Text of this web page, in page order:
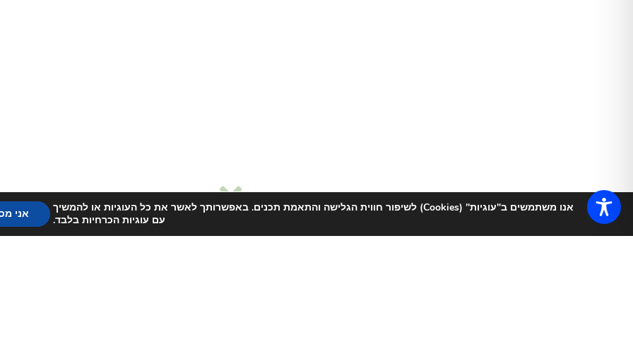
אנו משתמשים ב"עוגיות" (Cookies) לשיפור חווית הגלישה והתאמת תכנים. באפשרותך לאשר את כל העוגיות או להמשיך
עם עוגיות הכרחיות בלבד.
אני